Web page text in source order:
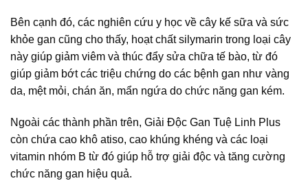
Bên cạnh đó, các nghiên cứu y học về cây kế sữa và sức
khỏe gan cũng cho thấy, hoạt chất silymarin trong loại cây
này giúp giảm viêm và thúc đẩy sửa chữa tế bào, từ đó
giúp giảm bớt các triệu chứng do các bệnh gan như vàng
da, mệt mỏi, chán ăn, mẩn ngứa do chức năng gan kém.
Ngoài các thành phần trên, Giải Độc Gan Tuệ Linh Plus
còn chứa cao khô atiso, cao khúng khéng và các loại
vitamin nhóm B từ đó giúp hỗ trợ giải độc và tăng cường
chức năng gan hiệu quả.